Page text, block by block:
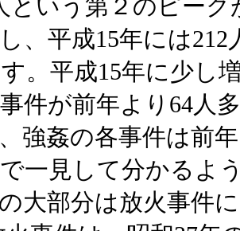
という第２のピー
、平成15年には
。平成15年に少し
件が前年より64人
強姦の各事件は前
一見して分かるよ
大部分は放火事件